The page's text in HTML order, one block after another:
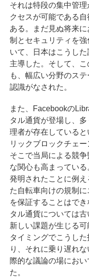
それは特段の集中管
クセスが可能である
ある。まだ見ぬ将来
制とセキュリティを
いて、日本はこうし
主導した。そして、
も、幅広い分野のス
認識がなされた。
また、Facebookの
タル通貨が登場し、
理者が存在している
リックブロックチェ
そこで当局による競
な関心も高まってい
発明されたことに例
た自転車向けの規制
を保証することはで
タル通貨については
新しい課題が生じる
タイミングでこうし
り、それに乗り遅れ
際的な議論の場にお
た。